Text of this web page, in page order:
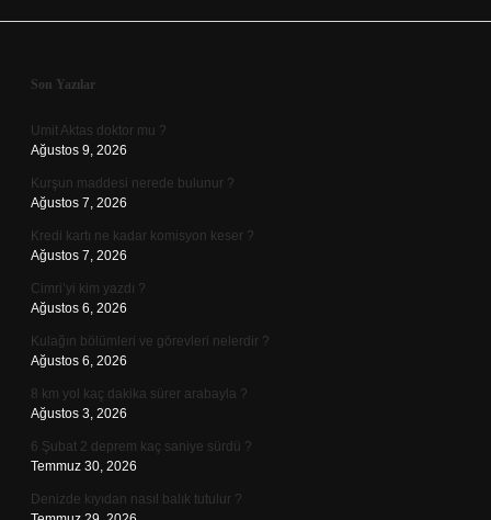
Sidebar
Son Yazılar
Umit Aktas doktor mu ?
Ağustos 9, 2026
Kurşun maddesi nerede bulunur ?
Ağustos 7, 2026
Kredi kartı ne kadar komisyon keser ?
Ağustos 7, 2026
Cimri’yi kim yazdı ?
Ağustos 6, 2026
Kulağın bölümleri ve görevleri nelerdir ?
Ağustos 6, 2026
8 km yol kaç dakika sürer arabayla ?
Ağustos 3, 2026
6 Şubat 2 deprem kaç saniye sürdü ?
Temmuz 30, 2026
Denizde kıyıdan nasıl balık tutulur ?